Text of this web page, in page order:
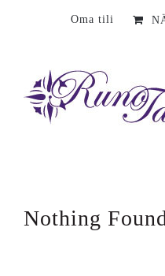
Oma tili
Nothing Found